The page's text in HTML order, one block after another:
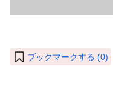
ブックマークする (0)